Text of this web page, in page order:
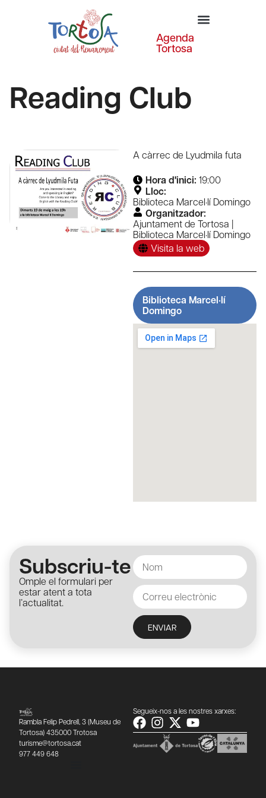
Agenda
Tortosa
Reading Club
A càrrec de Lyudmila futa
Hora d'inici: 19:00
Lloc:
Biblioteca Marcel·lí Domingo
Organitzador:
Ajuntament de Tortosa |
Biblioteca Marcel·lí Domingo
Visita la web
Biblioteca Marcel·lí
Domingo
Subscriu-te
Omple el formulari per
estar atent a tota
l’actualitat.
ENVIAR
Rambla Felip Pedrell, 3 (Museu de
Tortosa) 435000 Trotosa
turisme@tortosa.cat
977 449 648
Segueix-nos a les nostres xarxes: